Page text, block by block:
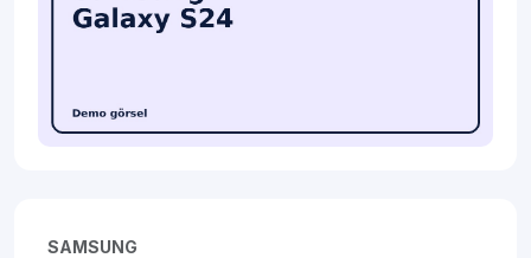
SAMSUNG